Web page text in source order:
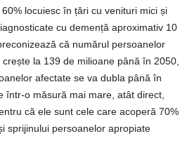
locuiesc în țări cu venituri mici și
cu demență aproximativ 10
că numărul persoanelor
la 139 de milioane până în 2050,
afectate se va dubla până în
într-o măsură mai mare, atât direct,
că ele sunt cele care acoperă 70%
sprijinului persoanelor apropiate